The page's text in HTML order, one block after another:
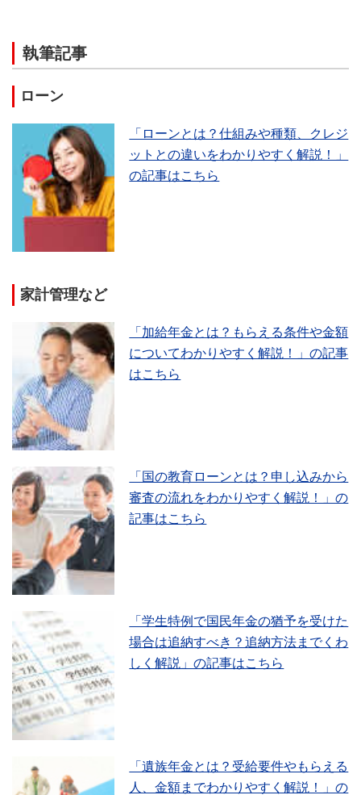
執筆記事
ローン
「ローンとは？仕組みや種類、クレジ
ットとの違いをわかりやすく解説！」
の記事はこちら
家計管理など
「加給年金とは？もらえる条件や金額
についてわかりやすく解説！」の記事
はこちら
「国の教育ローンとは？申し込みから
審査の流れをわかりやすく解説！」の
記事はこちら
「学生特例で国民年金の猶予を受けた
場合は追納すべき？追納方法までくわ
しく解説」の記事はこちら
「遺族年金とは？受給要件やもらえる
人、金額までわかりやすく解説！」の